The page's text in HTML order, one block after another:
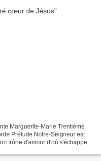
Marguerite-Marie Trentième
Prélude Notre-Seigneur est
trône d'amour d'où s'échappent